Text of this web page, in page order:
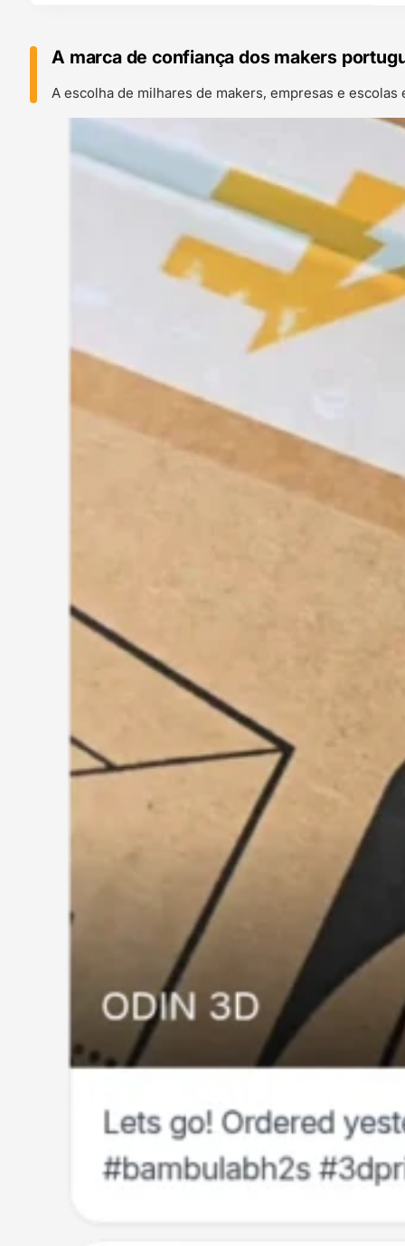
A marca de confiança dos makers
A escolha de milhares de makers, empresas e escolas